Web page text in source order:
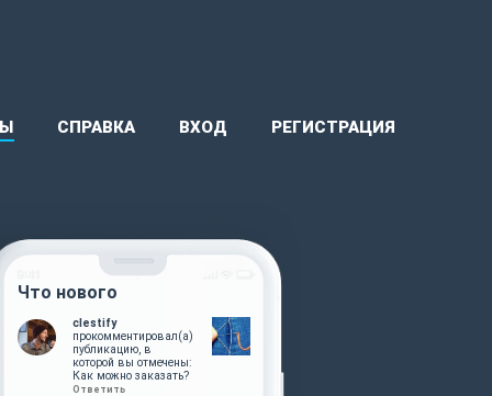
СПРАВКА ВХОД РЕГИСТРАЦИЯ
Что нового
clestify
прокомментировал(а)
публикацию, в
которой вы отмечены:
Как можно заказать?
Ответить